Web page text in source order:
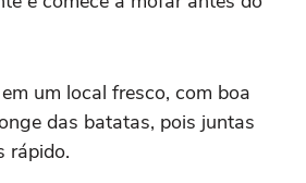
um local fresco, com boa
das batatas, pois juntas
rápido.